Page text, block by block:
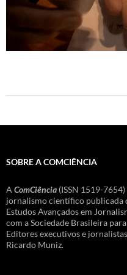
SOBRE A COMCIÊNCIA
A ComCiência (ISSN 1519-
jornalismo científico publicada
Estudos Avançados em
com a Sociedade Brasileira
Editores executivos e
Ricardo Muniz.